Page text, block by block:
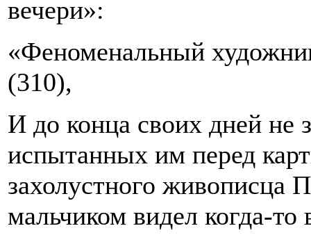
вечери»:
«Феноменальный
(310),
И до конца своих дней не
испытанных им перед
захолустного живописца
мальчиком видел когда-то